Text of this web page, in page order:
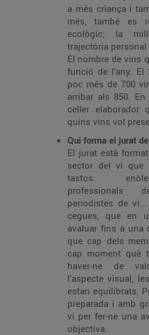
a més criança i
més, també es
ecològic; la
trajectòria
El nombre de vins
funció de l’any.
poc més de 700
arribar als 850.
celler
quins vins vol
Qui forma el jurat
El jurat està
sector del vi que
tastos:
professionals
periodistes de
cegues, que en
avaluar fins a una
que cap dels
cap moment què
haver-ne de
l’aspecte visual,
estan equilibrats.
preparada i amb
vi per fer-ne una
objectiva.